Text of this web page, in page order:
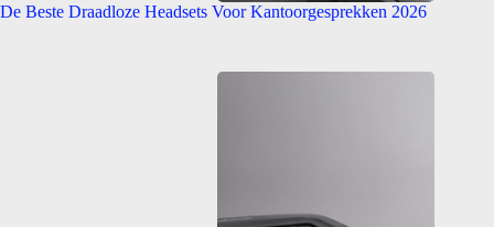
De Beste Draadloze Headsets Voor Kantoorgesprekken 2026